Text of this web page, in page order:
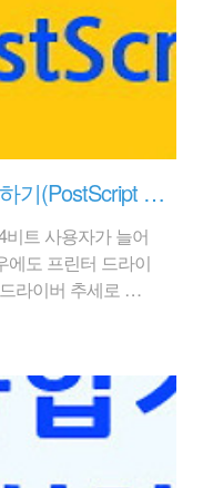
서 이렇게 설치를
고 재설치해도 ..
HP PS 프린터 드라이버 설치하기(PostScript Printer)
트 사용자가 늘어
에도 프린터 드라이
라이버 추세로 가
한 프린터 모델명
'와 같이 프린터명
만 윈도우7,8로
인쇄 드라이버',
라이버(HP